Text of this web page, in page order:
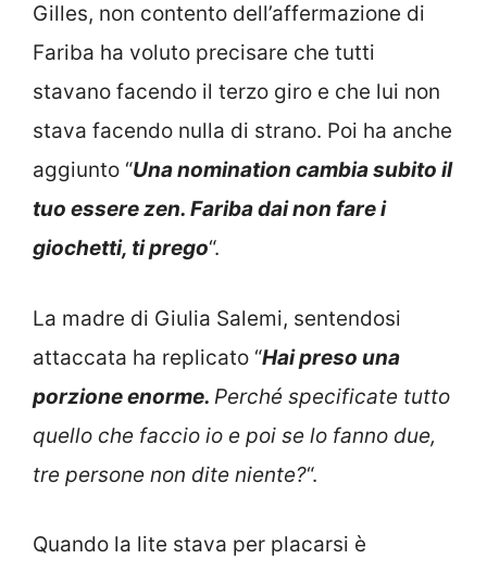
Gilles, non contento dell’affermazione di
Fariba ha voluto precisare che tutti
stavano facendo il terzo giro e che lui non
stava facendo nulla di strano. Poi ha anche
aggiunto “Una nomination cambia subito il
tuo essere zen. Fariba dai non fare i
giochetti, ti prego“.
La madre di Giulia Salemi, sentendosi
attaccata ha replicato “Hai preso una
porzione enorme. Perché specificate tutto
quello che faccio io e poi se lo fanno due,
tre persone non dite niente?“.
Quando la lite stava per placarsi è